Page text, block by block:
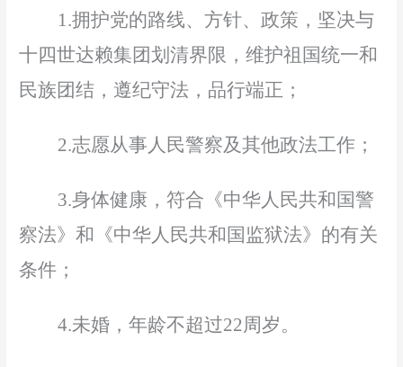
1.拥护党的路线、方针、政策，坚决与
十四世达赖集团划清界限，维护祖国统一和
民族团结，遵纪守法，品行端正；
2.志愿从事人民警察及其他政法工作；
3.身体健康，符合《中华人民共和国警
察法》和《中华人民共和国监狱法》的有关
条件；
4.未婚，年龄不超过22周岁。